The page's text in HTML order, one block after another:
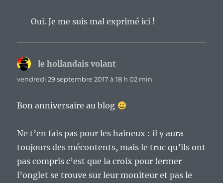
Oui. Je me suis mal exprimé ici !
le hollandais volant
vendredi 29 septembre 2017 à 18 h 02 min
Bon anniversaire au blog
Ne t’en fais pas pour les haineux : il y aura
toujours des mécontents, mais le truc qu’ils ont
pas compris c’est que la croix pour fermer
l’onglet se trouve sur leur moniteur et pas le